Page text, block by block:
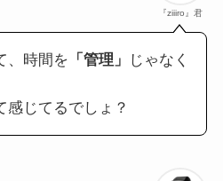
『ziiiro』君
、時間を 「管理」
じゃなく
感じてるでしょ？